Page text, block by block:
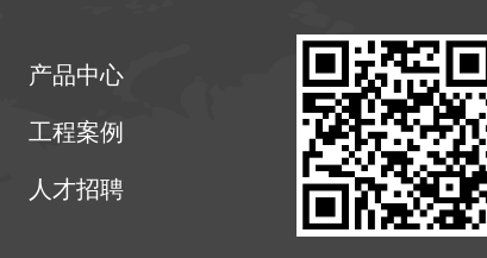
产品中心
工程案例
人才招聘